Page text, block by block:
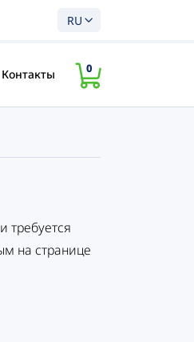
RU
Контакты 0
требуется
на странице